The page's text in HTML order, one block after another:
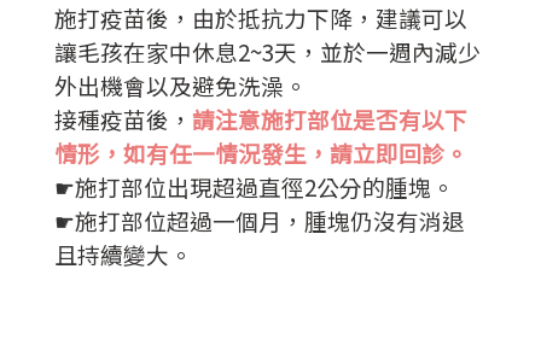
施打疫苗後，由於抵抗力下降，建議可以
讓毛孩在家中休息2~3天，並於一週內減少
外出機會以及避免洗澡。
接種疫苗後， 請注意施打部位是否有以下
情形，如有任一情況發生，請立即回診。
☛施打部位出現超過直徑2公分的腫塊。
☛施打部位超過一個月，腫塊仍沒有消退
且持續變大。